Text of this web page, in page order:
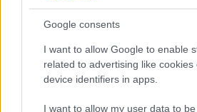
Google consents
I want to allow Google to enable
related to advertising like cookies
device identifiers in apps.
I want to allow my user data to
Sorozatgyilkos, pszichés erő
augusztusban jön a
Unmute Loaded: